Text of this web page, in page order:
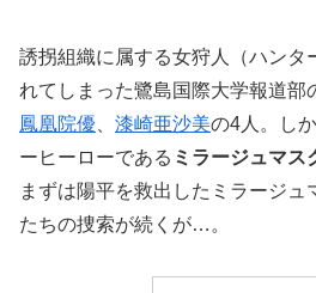
誘拐組織に属する女狩人（ハンタ
れてしまった鷺島国際大学報道部
鳳凰院優
漆崎亜沙美の4人。し
ーヒーローである ミラージュマス
まずは陽平を救出したミラージ
たちの捜索が続くが…。